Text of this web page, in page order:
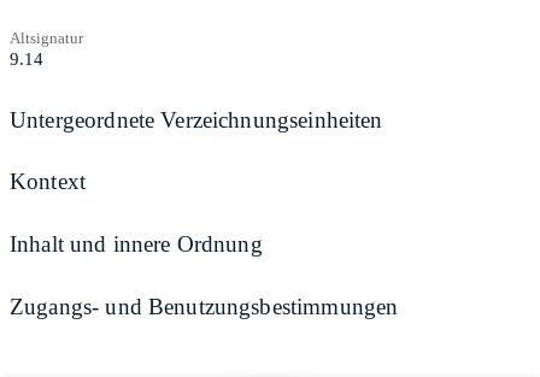
Altsignatur
9.14
Untergeordnete Verzeichnungseinheiten
Kontext
Inhalt und innere Ordnung
Zugangs- und Benutzungsbestimmungen